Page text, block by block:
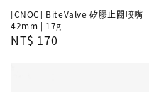
[CNOC] BiteValve 矽膠止閥咬嘴
42mm | 17g
Regular
NT$ 170